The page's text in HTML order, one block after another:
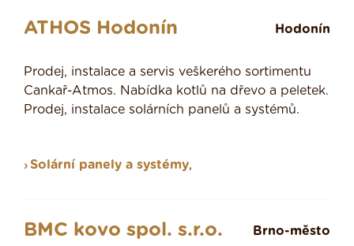
ATHOS Hodonín Hodonín
Prodej, instalace a servis veškerého sortimentu
Cankař-Atmos. Nabídka kotlů na dřevo a peletek.
Prodej, instalace solárních panelů a systémů.
Solární panely a systémy,
BMC kovo spol. s.r.o. Brno-město